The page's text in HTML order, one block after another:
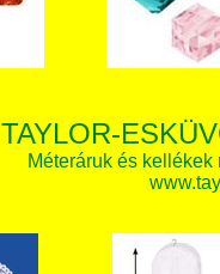
TAYLOR-
Méteráruk és